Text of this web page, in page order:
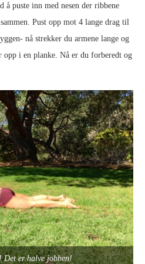
å puste inn med nesen der ribbene
Pust opp mot 4 lange drag til
nå strekker du armene lange og
i en planke. Nå er du forberedt og
er halve jobben!